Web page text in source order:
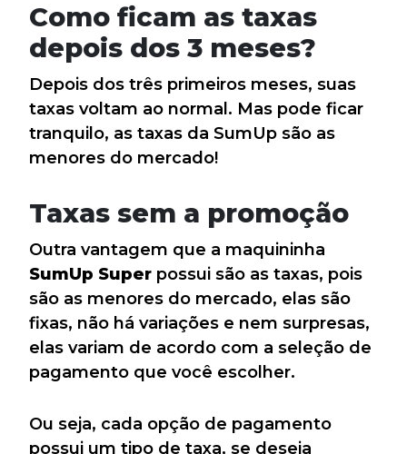
Como ficam as taxas
depois dos 3 meses?
Depois dos três primeiros meses, suas
taxas voltam ao normal. Mas pode ficar
tranquilo, as taxas da SumUp são as
menores do mercado!
Taxas sem a promoção
Outra vantagem que a maquininha
SumUp Super possui são as taxas, pois
são as menores do mercado, elas são
fixas, não há variações e nem surpresas,
elas variam de acordo com a seleção de
pagamento que você escolher.
Ou seja, cada opção de pagamento
possui um tipo de taxa, se deseja